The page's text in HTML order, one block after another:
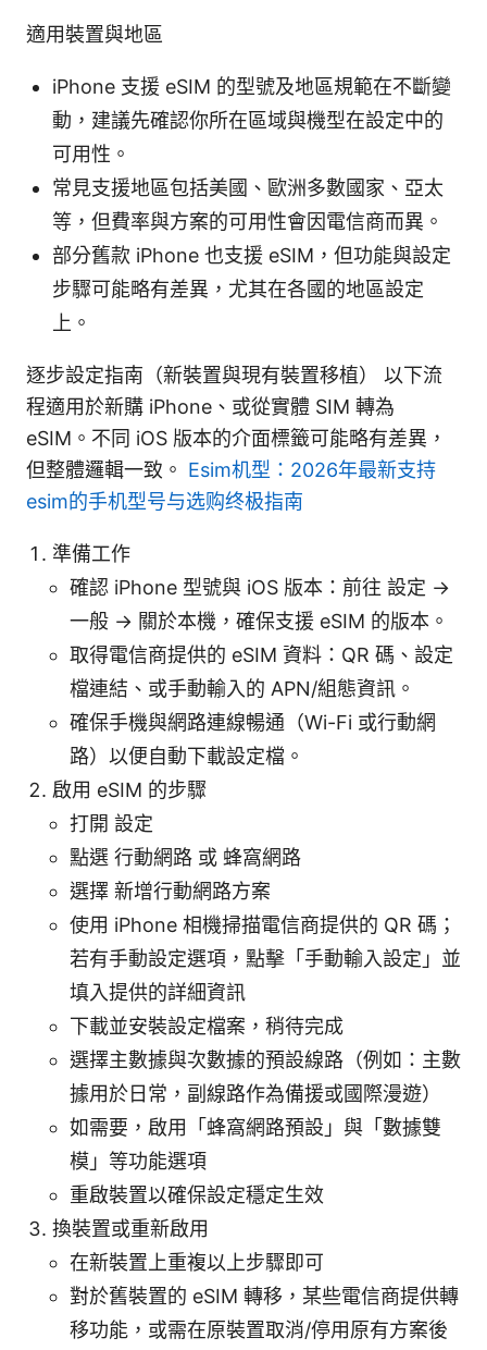
適用裝置與地區
iPhone 支援 eSIM 的型號及地區規範在不斷變
動，建議先確認你所在區域與機型在設定中的
可用性。
常見支援地區包括美國、歐洲多數國家、亞太
等，但費率與方案的可用性會因電信商而異。
部分舊款 iPhone 也支援 eSIM，但功能與設定
步驟可能略有差異，尤其在各國的地區設定
上。
逐步設定指南（新裝置與現有裝置移植） 以下流
程適用於新購 iPhone、或從實體 SIM 轉為
eSIM。不同 iOS 版本的介面標籤可能略有差異，
但整體邏輯一致。 Esim机型：2026年最新支持
esim的手机型号与选购终极指南
準備工作
確認 iPhone 型號與 iOS 版本：前往 設定 ->
一般 -> 關於本機，確保支援 eSIM 的版本。
取得電信商提供的 eSIM 資料：QR 碼、設定
檔連結、或手動輸入的 APN/組態資訊。
確保手機與網路連線暢通（Wi-Fi 或行動網
路）以便自動下載設定檔。
啟用 eSIM 的步驟
打開 設定
點選 行動網路 或 蜂窩網路
選擇 新增行動網路方案
使用 iPhone 相機掃描電信商提供的 QR 碼；
若有手動設定選項，點擊「手動輸入設定」並
填入提供的詳細資訊
下載並安裝設定檔案，稍待完成
選擇主數據與次數據的預設線路（例如：主數
據用於日常，副線路作為備援或國際漫遊）
如需要，啟用「蜂窩網路預設」與「數據雙
模」等功能選項
重啟裝置以確保設定穩定生效
換裝置或重新啟用
在新裝置上重複以上步驟即可
對於舊裝置的 eSIM 轉移，某些電信商提供轉
移功能，或需在原裝置取消/停用原有方案後